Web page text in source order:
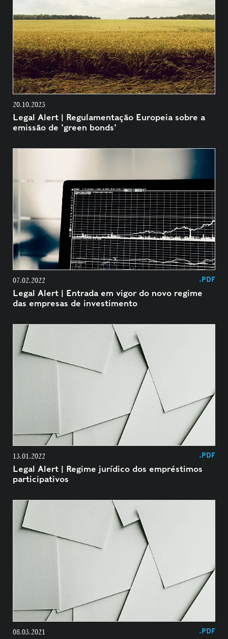
20.10.2023
Legal Alert | Regulamentação Europeia sobre a
emissão de 'green bonds'
07.02.2022 .PDF
Legal Alert | Entrada em vigor do novo regime
das empresas de investimento
13.01.2022 .PDF
Legal Alert | Regime jurídico dos empréstimos
participativos
08.03.2021 .PDF